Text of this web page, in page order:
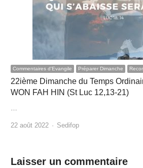
Commentaires d'Evangile Préparer Dimanche
22ième Dimanche du Temps
WON FAH HIN (St Luc 12,13-21)
…
22 août 2022 Author
Sedifop
Laisser un commentaire